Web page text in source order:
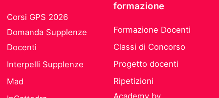
Corsi GPS 2026
Domanda Supplenze
Docenti
Interpelli Supplenze
Mad
formazione
Formazione Docenti
Classi di Concorso
Progetto docenti
Ripetizioni